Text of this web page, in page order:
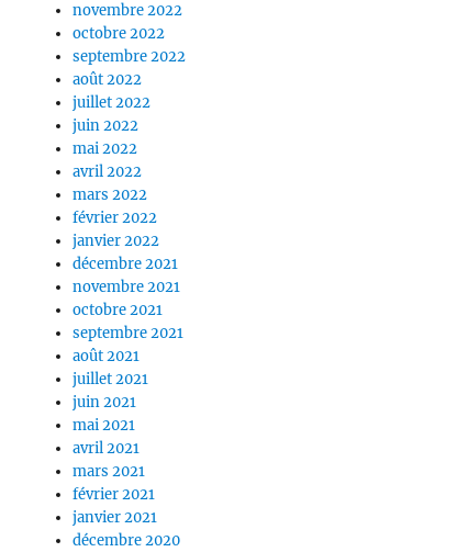
novembre 2022
octobre 2022
septembre 2022
août 2022
juillet 2022
juin 2022
mai 2022
avril 2022
mars 2022
février 2022
janvier 2022
décembre 2021
novembre 2021
octobre 2021
septembre 2021
août 2021
juillet 2021
juin 2021
mai 2021
avril 2021
mars 2021
février 2021
janvier 2021
décembre 2020